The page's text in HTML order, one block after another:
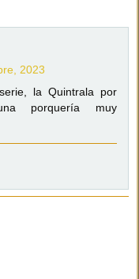
2023
la Quintrala por
porquería muy